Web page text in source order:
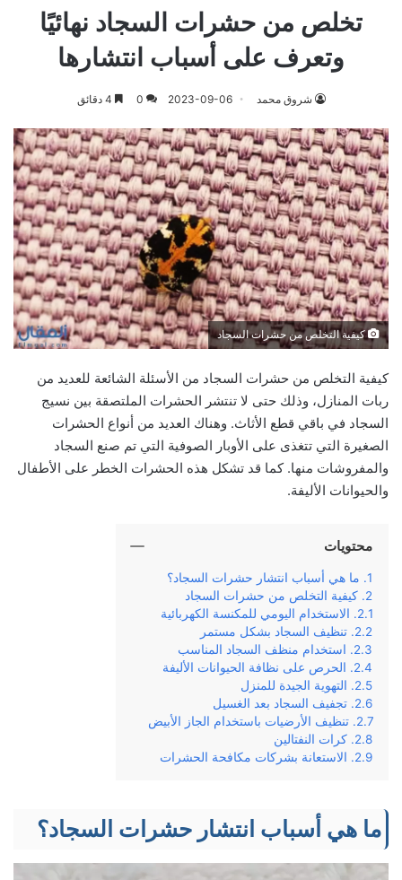
تخلص من حشرات السجاد نهائيًا
وتعرف على أسباب انتشارها
شروق محمد 2023-09-06
0
كيفية التخلص من حشرات السجاد
كيفية التخلص من حشرات السجاد من الأسئلة الشائعة للعديد من
ربات المنازل، وذلك حتى لا تنتشر الحشرات الملتصقة بين نسيج
السجاد في باقي قطع الأثاث. وهناك العديد من أنواع الحشرات
الصغيرة التي تتغذى على الأوبار الصوفية التي تم صنع السجاد
والمفروشات منها. كما قد تشكل هذه الحشرات الخطر على الأطفال
والحيوانات الأليفة.
محتويات
ما هي أسباب انتشار حشرات السجاد؟
كيفية التخلص من حشرات السجاد
الاستخدام اليومي للمكنسة الكهربائية
تنظيف السجاد بشكل مستمر
استخدام منظف السجاد المناسب
الحرص على نظافة الحيوانات الأليفة
التهوية الجيدة للمنزل
تجفيف السجاد بعد الغسيل
تنظيف الأرضيات باستخدام الجاز الأبيض
كرات النفتالين
الاستعانة بشركات مكافحة الحشرات
ما هي أسباب انتشار حشرات السجاد؟